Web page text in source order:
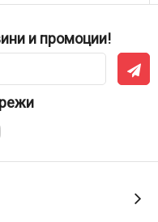
и промоции!